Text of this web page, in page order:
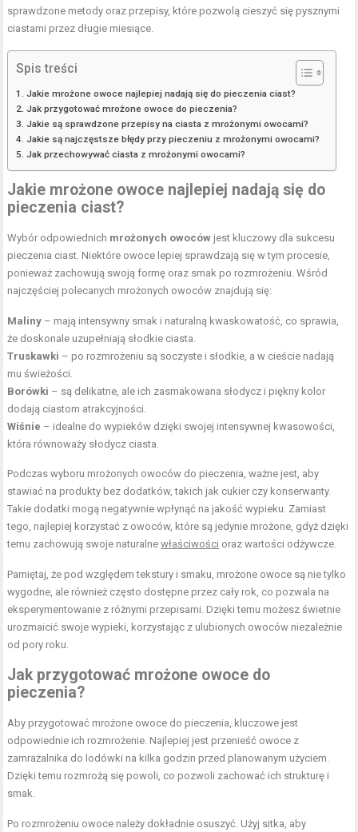
sprawdzone metody oraz przepisy, które pozwolą cieszyć się pysznymi
ciastami przez długie miesiące.
Spis treści
Jakie mrożone owoce najlepiej nadają się do pieczenia ciast?
Jak przygotować mrożone owoce do pieczenia?
Jakie są sprawdzone przepisy na ciasta z mrożonymi owocami?
Jakie są najczęstsze błędy przy pieczeniu z mrożonymi owocami?
Jak przechowywać ciasta z mrożonymi owocami?
Jakie mrożone owoce najlepiej nadają się do
pieczenia ciast?
Wybór odpowiednich mrożonych owoców jest kluczowy dla sukcesu
pieczenia ciast. Niektóre owoce lepiej sprawdzają się w tym procesie,
ponieważ zachowują swoją formę oraz smak po rozmrożeniu. Wśród
najczęściej polecanych mrożonych owoców znajdują się:
Maliny – mają intensywny smak i naturalną kwaskowatość, co sprawia,
że doskonale uzupełniają słodkie ciasta.
Truskawki – po rozmrożeniu są soczyste i słodkie, a w cieście nadają
mu świeżości.
Borówki – są delikatne, ale ich zasmakowana słodycz i piękny kolor
dodają ciastom atrakcyjności.
Wiśnie – idealne do wypieków dzięki swojej intensywnej kwasowości,
która równoważy słodycz ciasta.
Podczas wyboru mrożonych owoców do pieczenia, ważne jest, aby
stawiać na produkty bez dodatków, takich jak cukier czy konserwanty.
Takie dodatki mogą negatywnie wpłynąć na jakość wypieku. Zamiast
tego, najlepiej korzystać z owoców, które są jedynie mrożone, gdyż dzięki
temu zachowują swoje naturalnewłaściwości oraz wartości odżywcze.
Pamiętaj, że pod względem tekstury i smaku, mrożone owoce są nie tylko
wygodne, ale również często dostępne przez cały rok, co pozwala na
eksperymentowanie z różnymi przepisami. Dzięki temu możesz świetnie
urozmaicić swoje wypieki, korzystając z ulubionych owoców niezależnie
od pory roku.
Jak przygotować mrożone owoce do
pieczenia?
Aby przygotować mrożone owoce do pieczenia, kluczowe jest
odpowiednie ich rozmrożenie. Najlepiej jest przenieść owoce z
zamrażalnika do lodówki na kilka godzin przed planowanym użyciem.
Dzięki temu rozmrożą się powoli, co pozwoli zachować ich strukturę i
smak.
Po rozmrożeniu owoce należy dokładnie osuszyć. Użyj sitka, aby